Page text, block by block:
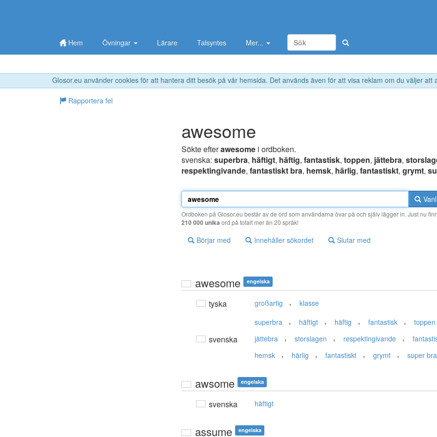
Glosor.eu använder cookies för att hantera ditt besök på vår hemsida. Det används även för att visa reklam om du väljer
Hem Övningar Lärare Talsyntes Mer...
Rapportera fel
awesome
Sökte efterawesome i ordboken.
svenska: superbra, häftigt, häftig, fantastisk, toppen, jättebra,
respektingivande, fantastiskt bra, hemsk, härlig, fantastiskt, grymt,
Ordboken på Glosor.eu består av de ord som användarna övar på och själv lägger in. Just nu
210 000 unika ord på totalt mer än 20 språk!
Börjar med Innehåller sökordet Slutar med
awesome engelska
tyska großartig , klasse
svenska
superbra , häftigt , häftig , fantastisk , toppen
jättebra , storslagen , respektingivande ,
hemsk , härlig , fantastiskt , grymt , super bra
awsome engelska
svenska häftigt
assume engelska